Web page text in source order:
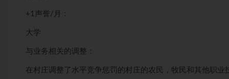
+1声誉/月：
大学
与业务相关的调整：
在村庄调整了水平竞争惩罚的村庄的农民，牧民和其他职业